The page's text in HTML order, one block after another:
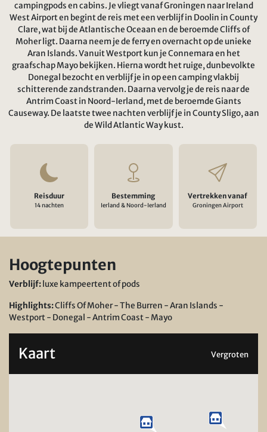
campingpods en cabins. Je vliegt vanaf Groningen naar Ireland
West Airport en begint de reis met een verblijf in Doolin in County
Clare, wat bij de Atlantische Oceaan en de beroemde Cliffs of
Moher ligt. Daarna neem je de ferry en overnacht op de unieke
Aran Islands. Vanuit Westport kun je Connemara en het
graafschap Mayo bekijken. Hierna wordt het ruige, dunbevolkte
Donegal bezocht en verblijf je in op een camping vlakbij
schitterende zandstranden. Daarna vervolg je de reis naar de
Antrim Coast in Noord-Ierland, met de beroemde Giants
Causeway. De laatste twee nachten verblijf je in County Sligo, aan
de Wild Atlantic Way kust.
Reisduur
14 nachten
Bestemming
Ierland & Noord-Ierland
Vertrekken vanaf
Groningen Airport
Hoogtepunten
Verblijf: luxe kampeertent of pods
Highlights:Cliffs Of Moher - The Burren - Aran Islands -
Westport - Donegal - Antrim Coast - Mayo
Kaart Vergroten